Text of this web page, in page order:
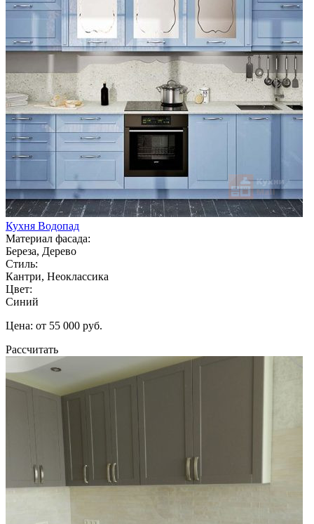
Кухня Водопад
Материал фасада:
Береза, Дерево
Стиль:
Кантри, Неоклассика
Цвет:
Синий
Цена: от 55 000 руб.
Рассчитать